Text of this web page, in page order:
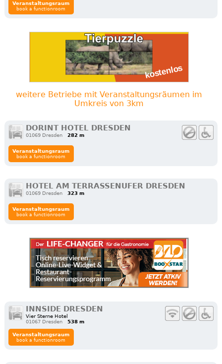
Veranstaltungsraum
book a functionroom
weitere Betriebe mit Veranstaltungsräumen im
Umkreis von 3km
DORINT HOTEL DRESDEN
01069 Dresden 282 m
Veranstaltungsraum
book a functionroom
HOTEL AM TERRASSENUFER DRESDEN
01069 Dresden 323 m
Veranstaltungsraum
book a functionroom
INNSIDE DRESDEN
Vier Sterne Hotel
01067 Dresden
538 m
Veranstaltungsraum
book a functionroom